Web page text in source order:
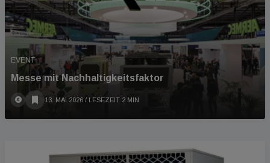
EVENT
Messe mit Nachhaltigkeitsfaktor
13. MAI 2026 / LESEZEIT 2 MIN